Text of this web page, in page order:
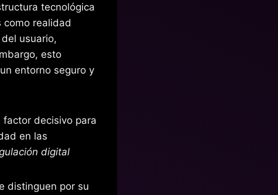
tecnológica
como realidad
usuario,
esto
entorno seguro y
factor decisivo para
en las
digital
distinguen por su